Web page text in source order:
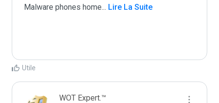
Malware phones home... Lire La Suite
Utile
WOT Expert.™